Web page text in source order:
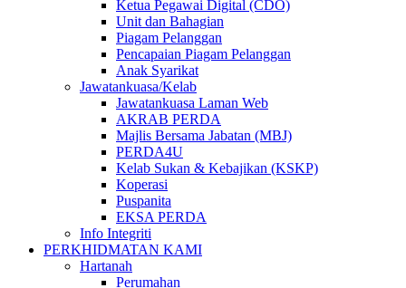
Ketua Pegawai Digital (CDO)
Unit dan Bahagian
Piagam Pelanggan
Pencapaian Piagam Pelanggan
Anak Syarikat
Jawatankuasa/Kelab
Jawatankuasa Laman Web
AKRAB PERDA
Majlis Bersama Jabatan (MBJ)
PERDA4U
Kelab Sukan & Kebajikan (KSKP)
Koperasi
Puspanita
EKSA PERDA
Info Integriti
PERKHIDMATAN KAMI
Hartanah
Perumahan